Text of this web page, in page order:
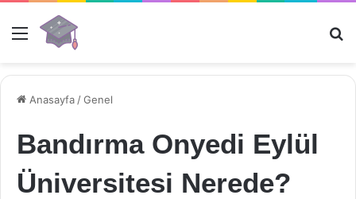
Menü
Anasayfa /Genel
Bandırma Onyedi Eylül
Üniversitesi Nerede?